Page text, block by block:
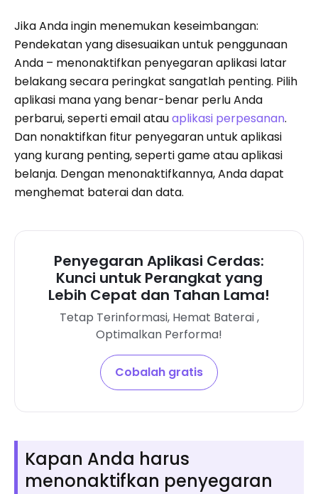
Jika Anda ingin menemukan keseimbangan:
Pendekatan yang disesuaikan untuk penggunaan
Anda – menonaktifkan penyegaran aplikasi latar
belakang secara peringkat sangatlah penting. Pilih
aplikasi mana yang benar-benar perlu Anda
perbarui, seperti email atauaplikasi perpesanan.
Dan nonaktifkan fitur penyegaran untuk aplikasi
yang kurang penting, seperti game atau aplikasi
belanja. Dengan menonaktifkannya, Anda dapat
menghemat baterai dan data.
Penyegaran Aplikasi Cerdas:
Kunci untuk Perangkat yang
Lebih Cepat dan Tahan Lama!
Tetap Terinformasi, Hemat Baterai ,
Optimalkan Performa!
Cobalah gratis
Kapan Anda harus
menonaktifkan penyegaran